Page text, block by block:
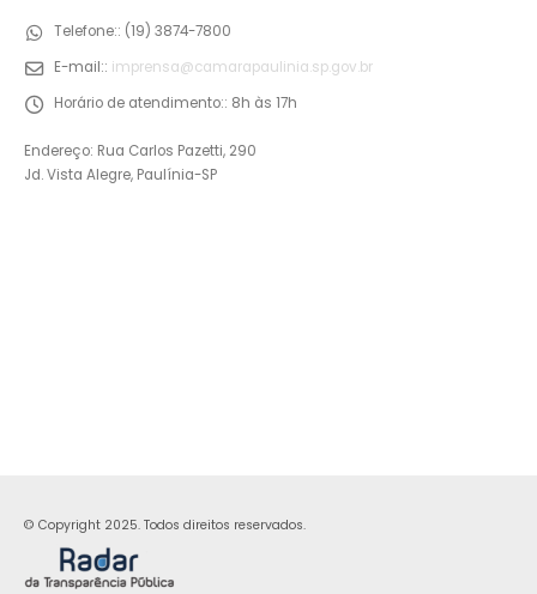
Telefone:: (19) 3874-7800
E-mail:: imprensa@camarapaulinia.sp.gov.br
Horário de atendimento:: 8h às 17h
Endereço: Rua Carlos Pazetti, 290
Jd. Vista Alegre, Paulínia-SP
© Copyright 2025. Todos direitos reservados.